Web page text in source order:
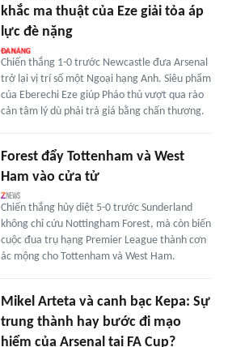
khắc ma thuật của Eze giải tỏa áp
lực đè nặng
Chiến thắng 1-0 trước Newcastle đưa Arsenal
trở lại vị trí số một Ngoại hạng Anh. Siêu phẩm
của Eberechi Eze giúp Pháo thủ vượt qua rào
cản tâm lý dù phải trả giá bằng chấn thương.
Forest đẩy Tottenham và West
Ham vào cửa tử
Chiến thắng hủy diệt 5-0 trước Sunderland
không chỉ cứu Nottingham Forest, mà còn biến
cuộc đua trụ hạng Premier League thành cơn
ác mộng cho Tottenham và West Ham.
Mikel Arteta và canh bạc Kepa: Sự
trung thành hay bước đi mạo
hiểm của Arsenal tại FA Cup?